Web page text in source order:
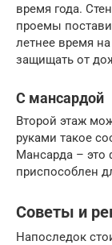
время года.
проемы
летнее время
защищать от
С мансардой
Второй этаж
руками такое
Мансарда – это
приспособлен
Советы и
Напоследок